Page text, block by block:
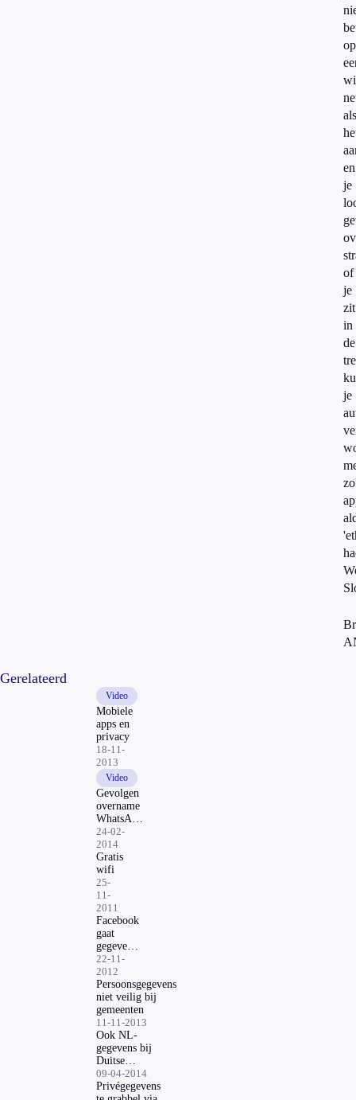
op
als
en
je
of
je
zit
in
de
je
Gerelateerd
Video
Mobiele
apps en
privacy
18-11-
2013
Video
Gevolgen
overname
WhatsApp
door
Facebook
24-02-
2014
Gratis
wifi
25-
11-
2011
Facebook
gaat
gegevens
vaker
delen
22-11-
2012
Persoonsgegevens
niet veilig bij
gemeenten
11-11-2013
Ook NL-
gegevens bij
Duitse
wachtwoordroof
09-04-2014
Privégegevens